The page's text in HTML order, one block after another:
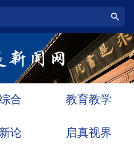
合 教育教学
论 启真视界